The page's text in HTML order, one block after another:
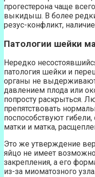
прогестерона чаще
выкидыш. В более
резус-конфликт,
Патологии шейки
Нередко
патология шейки и
органы не
давлением плода или
попросту раскрыться.
препятствовать
поспособствуют
матки и матка,
Это же утверждение
яйцо не имеет
закрепления, а его
из-за миоматозного узла.